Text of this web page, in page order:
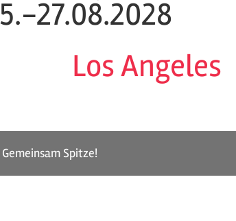
27.08.2028
Los Angeles
Spitze!